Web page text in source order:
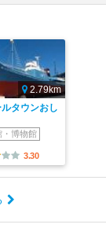
2.79km
タウンおし
・博物館
3.30